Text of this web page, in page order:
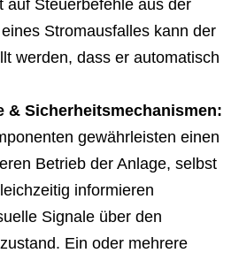
auf Steuerbefehle aus der
Stromausfalles kann der
werden, dass er automatisch
& Sicherheitsmechanismen:
gewährleisten einen
Betrieb der Anlage, selbst
informieren
Signale über den
Ein oder mehrere